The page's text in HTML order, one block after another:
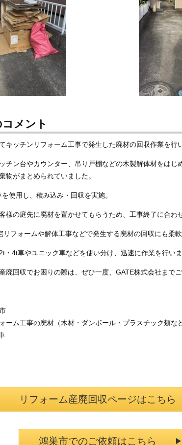
メント
キッチンリフォーム工事で発生した廃材の回収作業を行
チン台やカウンター、吊り戸棚などの木製解体材をはじ
物がまとめられていました。
使用し、積み込み・回収を実施。
様の庭先に廃材を置かせてもらうため、工事終了に合わ
フォームや解体工事などで発生する廃材の回収にも柔軟
・4t車やユニック車などを使い分け、迅速に作業を行いま
廃回収でお困りの際は、ぜひ一度、GATE株式会社までご
ーム工事の廃材（木材・ダンボール・プラスチック類など
リフォーム産廃回収ページはこちら
鴻巣市でのご依頼はこちら